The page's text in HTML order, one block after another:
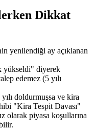
Dikkat
yenilendiği ay açıklanan
yükseldi" diyerek
edemez (5 yılı
doldurmuşsa ve kira
"Kira Tespit Davası"
olarak piyasa koşullarına